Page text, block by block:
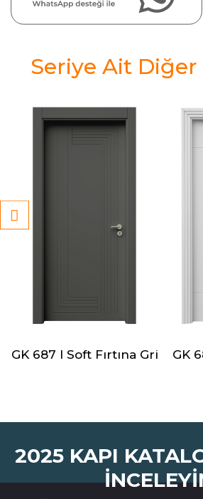
Seriye Ait
GK 687 I Soft Fırtına Gri GK
2025 KAPI